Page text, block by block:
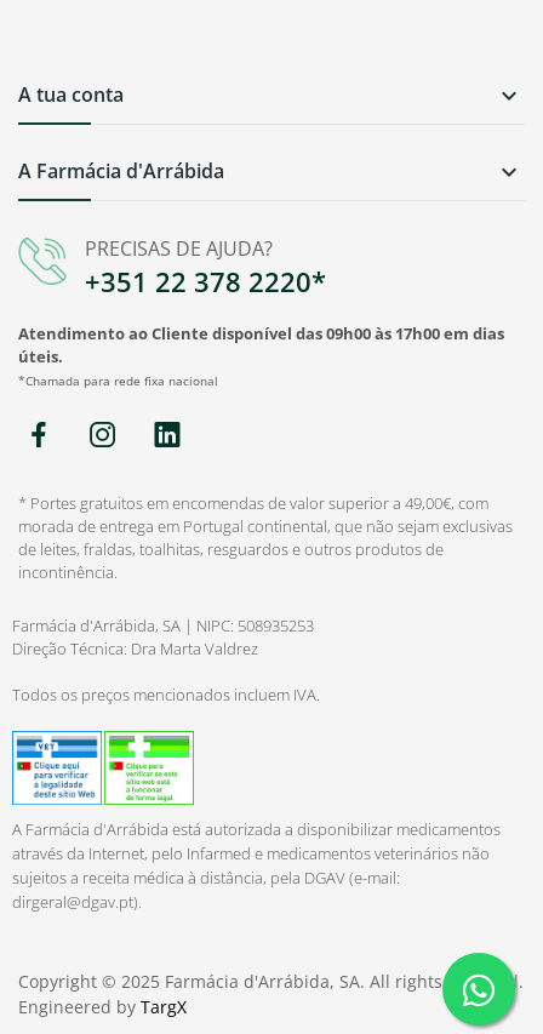
PRECISAS DE AJUDA?
+351 22 378 2220*
Atendimento ao Cliente disponível das 09h00 às 17h00 em dias
úteis.
*Chamada para rede fixa nacional
A Farmácia d'Arrábida 
A tua conta 
* Portes gratuitos em encomendas de valor superior a 49,00€, com
morada de entrega em Portugal continental, que não sejam exclusivas
de leites, fraldas, toalhitas, resguardos e outros produtos de
incontinência.
Farmácia d'Arrábida, SA | NIPC: 508935253
Direção Técnica: Dra Marta Valdrez
Todos os preços mencionados incluem IVA.
A Farmácia d'Arrábida está autorizada a disponibilizar medicamentos
através da Internet, pelo Infarmed e medicamentos veterinários não
sujeitos a receita médica à distância, pela DGAV (e-mail:
dirgeral@dgav.pt).
Copyright © 2025 Farmácia d'Arrábida, SA. All rights reserved.
Engineered by TargX